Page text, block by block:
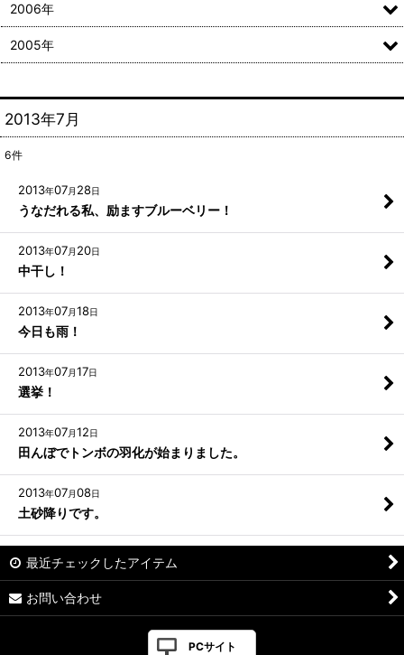
2013年7月
6件
2013年07月 28日
うなだれる私、励ますブルーベリー！
2013年07月 20日
中干し！
2013年07月18日
今日も雨！
2013年07月17日
選挙！
2013年07月12日
田んぼでトンボの羽化が始まりました。
2013年07月08日
土砂降りです。
2006年
2005年
最近チェックしたアイテム
お問い合わせ
PCサイト